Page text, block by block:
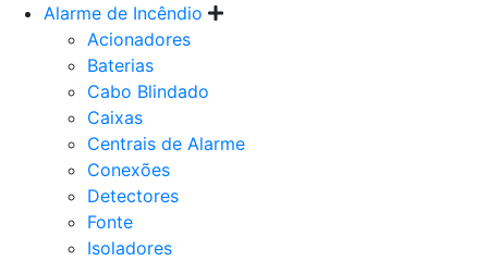
Alarme de Incêndio
Acionadores
Baterias
Cabo Blindado
Caixas
Centrais de Alarme
Conexões
Detectores
Fonte
Isoladores